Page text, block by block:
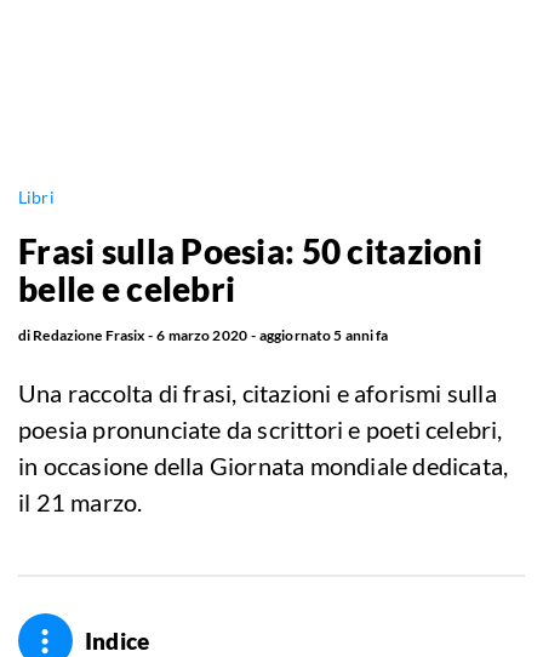
Libri
Frasi sulla Poesia: 50 citazioni
belle e celebri
di Redazione Frasix 6 marzo 2020 aggiornato5 anni fa
Una raccolta di frasi, citazioni e aforismi sulla
poesia pronunciate da scrittori e poeti celebri,
in occasione della Giornata mondiale dedicata,
il 21 marzo.
Indice